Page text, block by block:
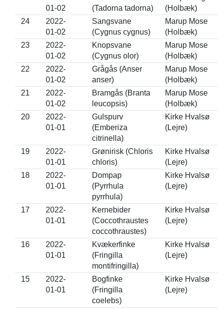
01-02
(Tadorna tadorna)
(Holbæk)
24
2022-
01-02
Sangsvane
(Cygnus cygnus)
Marup Mose
(Holbæk)
23
2022-
01-02
Knopsvane
(Cygnus olor)
Marup Mose
(Holbæk)
22
2022-
01-02
Grågås (Anser
anser)
Marup Mose
(Holbæk)
21
2022-
01-02
Bramgås (Branta
leucopsis)
Marup Mose
(Holbæk)
20
2022-
01-01
Gulspurv
(Emberiza
citrinella)
Kirke Hvalsø
(Lejre)
19
2022-
01-01
Grønirisk (Chloris
chloris)
Kirke Hvalsø
(Lejre)
18
2022-
01-01
Dompap
(Pyrrhula
pyrrhula)
Kirke Hvalsø
(Lejre)
17
2022-
01-01
Kernebider
(Coccothraustes
coccothraustes)
Kirke Hvalsø
(Lejre)
16
2022-
01-01
Kvækerfinke
(Fringilla
montifringilla)
Kirke Hvalsø
(Lejre)
15
2022-
01-01
Bogfinke
(Fringilla
coelebs)
Kirke Hvalsø
(Lejre)